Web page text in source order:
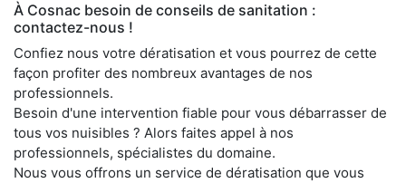
À Cosnac besoin de conseils de sanitation :
contactez-nous !
Confiez nous votre dératisation et vous pourrez de cette
façon profiter des nombreux avantages de nos
professionnels.
Besoin d'une intervention fiable pour vous débarrasser de
tous vos nuisibles ? Alors faites appel à nos
professionnels, spécialistes du domaine.
Nous vous offrons un service de dératisation que vous